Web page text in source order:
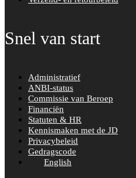
Snel van start
Administratief
ANBI-status
Commissie van Beroep
Financiën
Statuten & HR
Kennismaken met de JD
Privacybeleid
Gedragscode
English